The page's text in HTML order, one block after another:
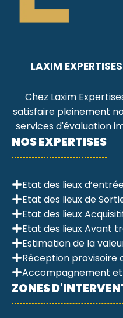
LAXIM EXPERTISES
Chez Laxim
satisfaire pleinement
services d'évaluation
NOS EXPERTISES
Etat des lieux
Etat des lieux de
Etat des lieux
Etat des lieux Avant
Estimation de la
Réception provisoire
Accompagnement et
ZONES